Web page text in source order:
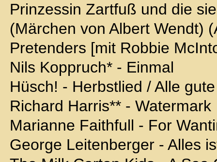
Prinzessin Zartfuß und die
(Märchen von Albert Wendt)
Pretenders [mit Robbie
Nils Koppruch* - Einmal
Hüsch! - Herbstlied / Alle
Richard Harris** - Watermark
Marianne Faithfull - For
George Leitenberger - Alles